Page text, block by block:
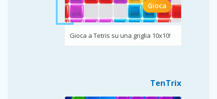
Gioca
Gioca a Tetris su una griglia 10x10!
TenTrix